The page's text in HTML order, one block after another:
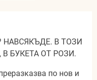
В ТОЗИ
БУКЕТА ОТ РОЗИ.
по нов и